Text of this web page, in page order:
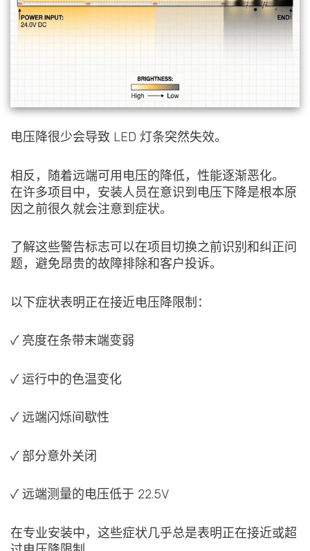
电压降很少会导致 LED 灯条突然失效。
相反，随着远端可用电压的降低，性能逐渐恶化。
在许多项目中，安装人员在意识到电压下降是根本原
因之前很久就会注意到症状。
了解这些警告标志可以在项目切换之前识别和纠正问
题，避免昂贵的故障排除和客户投诉。
以下症状表明正在接近电压降限制：
✓ 亮度在条带末端变弱
✓ 运行中的色温变化
✓ 远端闪烁间歇性
✓ 部分意外关闭
✓ 远端测量的电压低于 22.5V
在专业安装中，这些症状几乎总是表明正在接近或超